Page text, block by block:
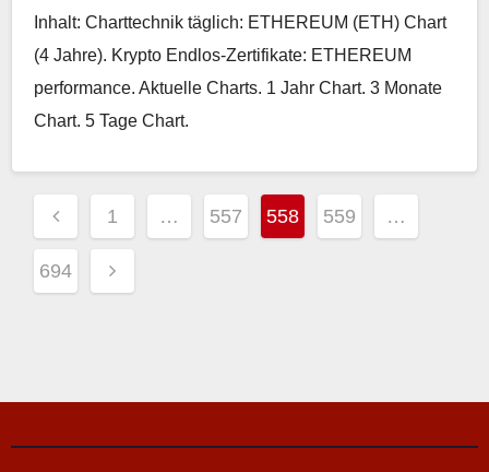
Inhalt: Charttechnik täglich: ETHEREUM (ETH) Chart
(4 Jahre). Krypto Endlos-Zertifikate: ETHEREUM
performance. Aktuelle Charts. 1 Jahr Chart. 3 Monate
Chart. 5 Tage Chart.
Seitennummerierung
der
Beiträge
1 … 557 558 559 …
694